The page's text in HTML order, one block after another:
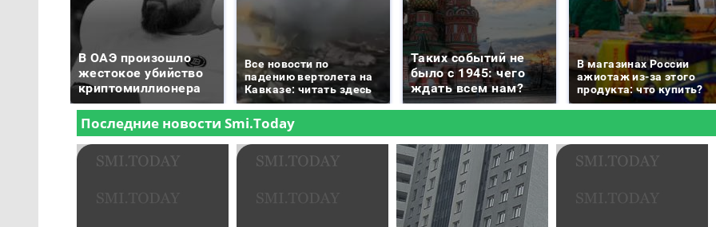
В ОАЭ произошло
жестокое убийство
криптомиллионера
Все новости по
падению вертолета на
Кавказе: читать здесь
Таких событий не
было с 1945: чего
ждать всем нам?
В магазинах России
ажиотаж из-за этого
продукта: что купить?